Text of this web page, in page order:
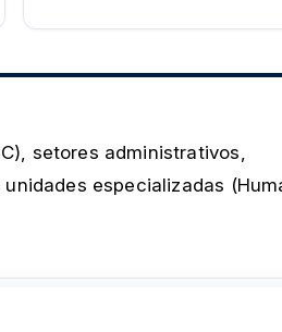
setores administrativos,
especializadas